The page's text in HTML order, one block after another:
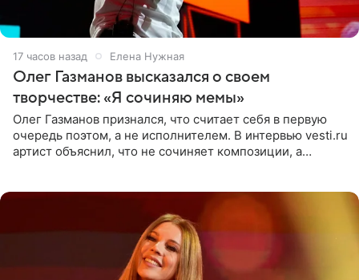
17 часов назад Елена Нужная
Олег Газманов высказался о своем
творчестве: «Я сочиняю мемы»
Олег Газманов признался, что считает себя в первую
очередь поэтом, а не исполнителем. В интервью vesti.ru
артист объяснил, что не сочиняет композиции, а